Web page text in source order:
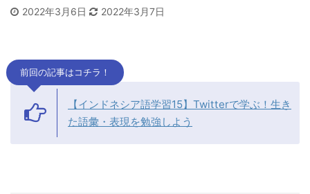
2022年3月6日 2022年3月7日
前回の記事はコチラ！
【インドネシア語学習15】Twitterで学ぶ！生き
た語彙・表現を勉強しよう